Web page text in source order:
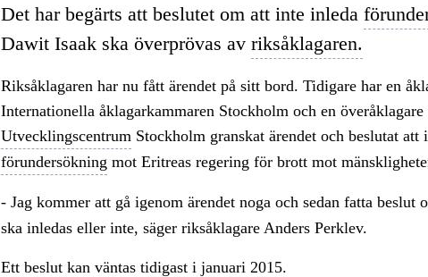
Det har begärts att beslutet om att inte inleda
Dawit Isaak ska överprövas av riksåklagaren.
Riksåklagaren har nu fått ärendet på sitt bord. Tidigare har en
Internationella åklagarkammaren Stockholm och en
Utvecklingscentrum Stockholm granskat ärendet och beslutat att
förundersökning mot Eritreas regering för brott mot
- Jag kommer att gå igenom ärendet noga och sedan fatta beslut
ska inledas eller inte, säger riksåklagare Anders Perklev.
Ett beslut kan väntas tidigast i januari 2015.